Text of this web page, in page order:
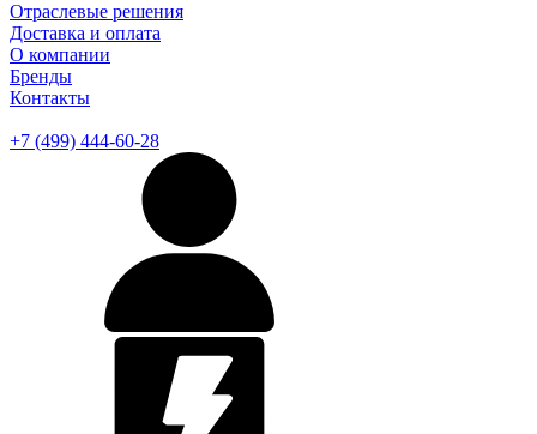
Отраслевые решения
Доставка и оплата
О компании
Бренды
Контакты
+7 (499) 444-60-28